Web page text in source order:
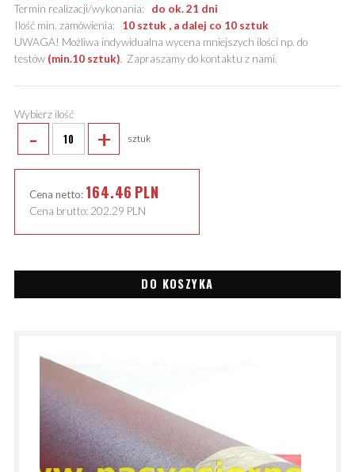
Termin realizacji/wykonania: do ok. 21 dni
Ilość min. zamówienia: 10 sztuk , a dalej co 10 sztuk
UWAGA! Możliwa indywidualna wycena mniejszych ilości np. do
testów (min.10 sztuk). Zapraszamy do kontaktu z nami.
Wybierz ilość
- + sztuk
Cena netto: 164.46 PLN
Cena brutto: 202.29 PLN
DO KOSZYKA